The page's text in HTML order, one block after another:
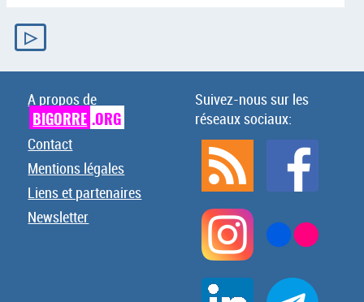
▷
A propos de
BIGORRE .ORG
Contact
Mentions légales
Liens et partenaires
Newsletter
Suivez-nous sur les
réseaux sociaux: